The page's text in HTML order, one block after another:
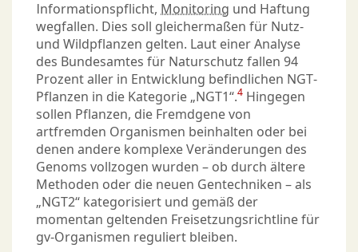
Informationspflicht, Monitoring und Haftung
wegfallen. Dies soll gleichermaßen für Nutz-
und Wildpflanzen gelten. Laut einer Analyse
des Bundesamtes für Naturschutz fallen 94
Prozent aller in Entwicklung befindlichen NGT-
Pflanzen in die Kategorie „NGT1“.4 Hingegen
sollen Pflanzen, die Fremdgene von
artfremden Organismen beinhalten oder bei
denen andere komplexe Veränderungen des
Genoms vollzogen wurden – ob durch ältere
Methoden oder die neuen Gentechniken – als
„NGT2“ kategorisiert und gemäß der
momentan geltenden Freisetzungsrichtline für
gv-Organismen reguliert bleiben.